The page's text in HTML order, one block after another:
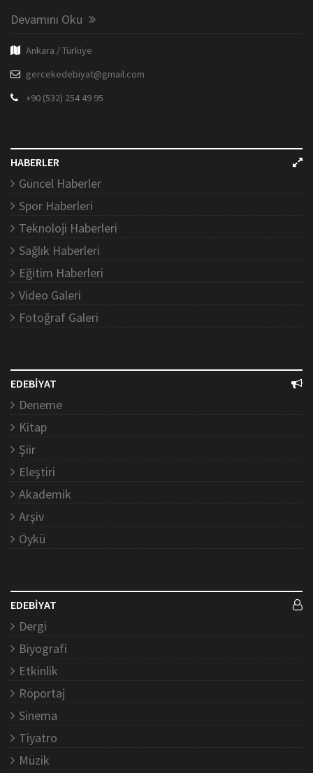
Devamını Oku
Ankara / Türkiye
gercekedebiyat@gmail.com
+90 (532) 254 49 95
HABERLER
Güncel Haberler
Spor Haberleri
Teknoloji Haberleri
Sağlık Haberleri
Eğitim Haberleri
Video Galeri
Fotoğraf Galeri
EDEBİYAT
Deneme
Kitap
Şiir
Eleştiri
Akademik
Arşiv
Öykü
EDEBİYAT
Dergi
Biyografi
Etkinlik
Röportaj
Sinema
Tiyatro
Müzik